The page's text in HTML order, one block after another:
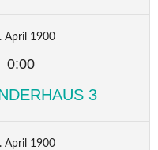
April 1900
0:00
3
April 1900